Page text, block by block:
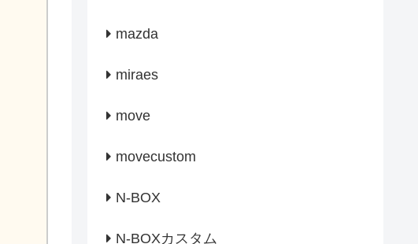
mazda
miraes
move
movecustom
N-BOX
N-BOXカスタム